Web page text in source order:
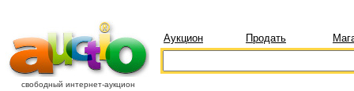
свободный интернет-аукцион
Аукцион Продать